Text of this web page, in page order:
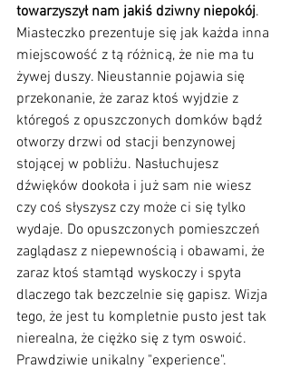
towarzyszył nam jakiś dziwny niepokój.
Miasteczko prezentuje się jak każda inna
miejscowość z tą różnicą, że nie ma tu
żywej duszy. Nieustannie pojawia się
przekonanie, że zaraz ktoś wyjdzie z
któregoś z opuszczonych domków bądź
otworzy drzwi od stacji benzynowej
stojącej w pobliżu. Nasłuchujesz
dźwięków dookoła i już sam nie wiesz
czy coś słyszysz czy może ci się tylko
wydaje. Do opuszczonych pomieszczeń
zaglądasz z niepewnością i obawami, że
zaraz ktoś stamtąd wyskoczy i spyta
dlaczego tak bezczelnie się gapisz. Wizja
tego, że jest tu kompletnie pusto jest tak
nierealna, że ciężko się z tym oswoić.
Prawdziwie unikalny "experience".